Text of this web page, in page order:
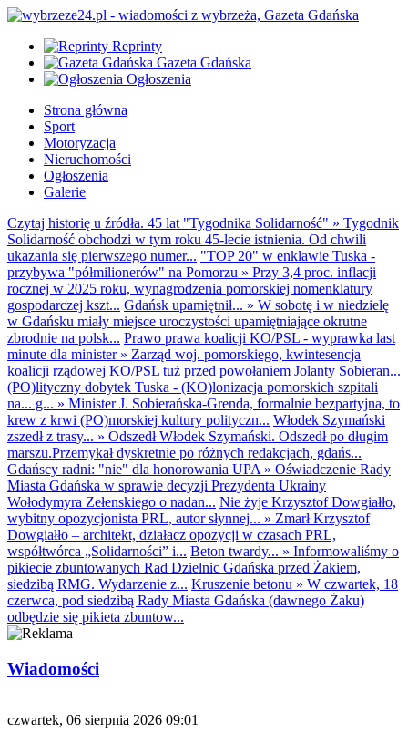
Reprinty
Gazeta Gdańska
Ogłoszenia
Strona główna
Sport
Motoryzacja
Nieruchomości
Ogłoszenia
Galerie
Czytaj historię u źródła. 45 lat "Tygodnika Solidarność" » Tygodnik
Solidarność obchodzi w tym roku 45-lecie istnienia. Od chwili
ukazania się pierwszego numer... "TOP 20" w enklawie Tuska -
przybywa "półmilionerów" na Pomorzu » Przy 3,4 proc. inflacji
rocznej w 2025 roku, wynagrodzenia pomorskiej nomenklatury
gospodarczej kszt... Gdańsk upamiętnił... » W sobotę i w niedzielę
w Gdańsku miały miejsce uroczystości upamiętniające okrutne
zbrodnie na polsk... Prawo prawa koalicji KO/PSL - wyprawka last
minute dla minister» Zarząd woj. pomorskiego, kwintesencja
koalicji rządowej KO/PSL tuż przed powołaniem Jolanty Sobieran...
(PO)lityczny dobytek Tuska - (KO)lonizacja pomorskich szpitali
na... g... » Minister J. Sobierańska-Grenda, formalnie bezpartyjna, to
krew z krwi (PO)morskiej kultury polityczn... Włodek Szymański
zszedł z trasy... » Odszedł Włodek Szymański. Odszedł po długim
marszu.Przemykał dyskretnie po różnych redakcjach, gdańs...
Gdańscy radni: "nie" dla honorowania UPA » Oświadczenie Rady
Miasta Gdańska w sprawie decyzji Prezydenta Ukrainy
Wołodymyra Zełenskiego o nadan... Nie żyje Krzysztof Dowgiałło,
wybitny opozycjonista PRL, autor słynnej... » Zmarł Krzysztof
Dowgiałło – architekt, działacz opozycji w czasach PRL,
współtwórca „Solidarności” i... Beton twardy... » Informowaliśmy o
pikiecie zbuntowanych Rad Dzielnic Gdańska przed Żakiem,
siedzibą RMG. Wydarzenie z... Kruszenie betonu » W czwartek, 18
czerwca, pod siedzibą Rady Miasta Gdańska (dawnego Żaku)
odbędzie się pikieta zbuntow...
Wiadomości
czwartek, 06 sierpnia 2026 09:01